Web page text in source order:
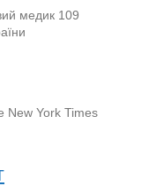
медик 109
New York Times